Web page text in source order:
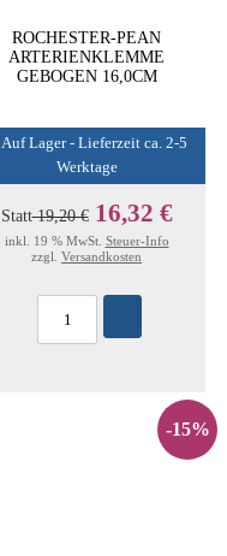
ROCHESTER-PEAN
ARTERIENKLEMME
GEBOGEN 16,0CM
Auf Lager - Lieferzeit ca. 2-5
Werktage
Statt19,20 € 16,32 €
inkl. 19 % MwSt. Steuer-Info
zzgl. Versandkosten
-15%